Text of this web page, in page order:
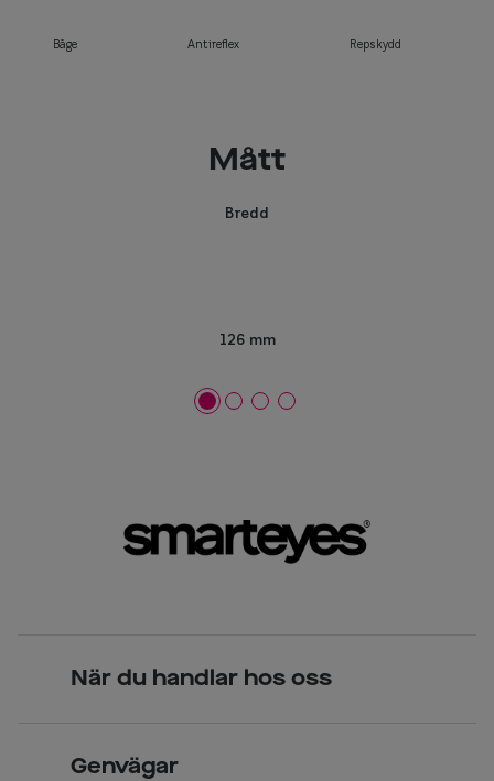
Båge Antireflex Repskydd
Mått
Bredd
126 mm
När du handlar hos oss
Genvägar